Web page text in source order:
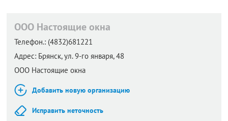
ООО Настоящие окна
Телефон.: (4832)681221
Адрес: Брянск,ул. 9-го января, 48
ООО Настоящие окна
Добавить новую организацию
Исправить неточность